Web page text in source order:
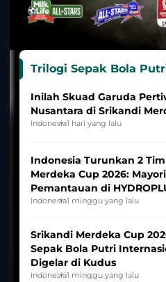
Trilogi Sepak Bola
Inilah Skuad Garuda
Nusantara di Srikandi
Indonesia1 hari yang lalu
Indonesia Turunkan 2
Merdeka Cup 2026:
Pemantauan di
League
Indonesia1 minggu yang lalu
Srikandi Merdeka Cup
Sepak Bola Putri
Digelar di Kudus
Indonesia1 minggu yang lalu